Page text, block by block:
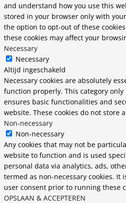
and understand how you use this
stored in your browser only with
the option to opt-out of these
these cookies may affect your
Necessary
Necessary
Altijd ingeschakeld
Necessary cookies are absolutely
function properly. This category
ensures basic functionalities and
website. These cookies do not store
Non-necessary
Non-necessary
Any cookies that may not be
website to function and is used
personal data via analytics, ads,
termed as non-necessary cookies. It
user consent prior to running these
OPSLAAN & ACCEPTEREN